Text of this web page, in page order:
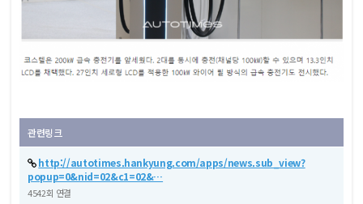
관련링크
http://autotimes.hankyung.com/apps/news.sub_view?
popup=0&nid=02&c1=02&…
4542회 연결